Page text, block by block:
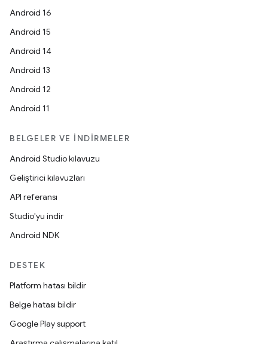
Android 16
Android 15
Android 14
Android 13
Android 12
Android 11
BELGELER VE İNDIRMELER
Android Studio kılavuzu
Geliştirici kılavuzları
API referansı
Studio'yu indir
Android NDK
DESTEK
Platform hatası bildir
Belge hatası bildir
Google Play support